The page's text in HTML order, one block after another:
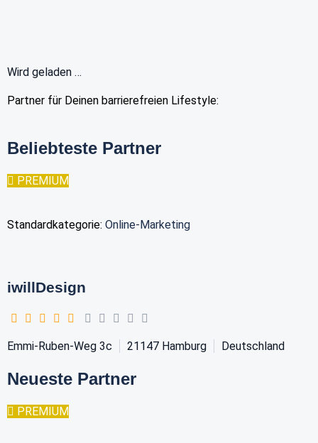
Wird geladen …
Partner für Deinen barrierefreien Lifestyle:
Beliebteste Partner
PREMIUM
Standardkategorie: Online-Marketing
iwillDesign
Emmi-Ruben-Weg 3c 21147 Hamburg Deutschland
Neueste Partner
PREMIUM